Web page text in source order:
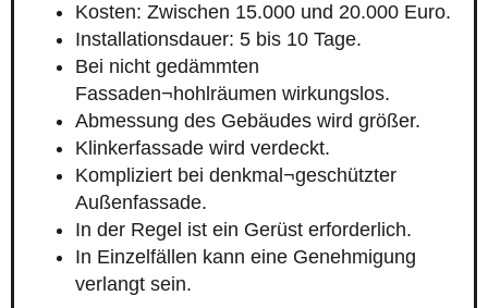
Kosten: Zwischen 15.000 und 20.000 Euro.
Installationsdauer: 5 bis 10 Tage.
Bei nicht gedämmten
Fassaden¬hohlräumen wirkungslos.
Abmessung des Gebäudes wird größer.
Klinkerfassade wird verdeckt.
Kompliziert bei denkmal¬geschützter
Außenfassade.
In der Regel ist ein Gerüst erforderlich.
In Einzelfällen kann eine Genehmigung
verlangt sein.